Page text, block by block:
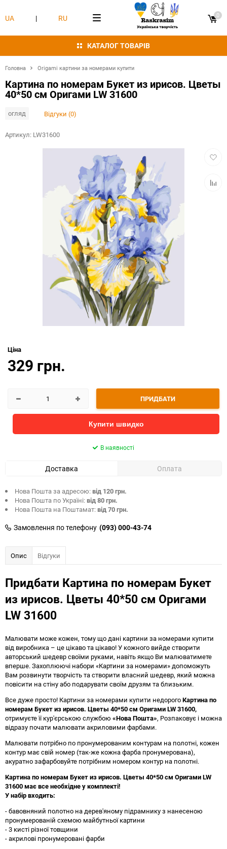
КАТАЛОГ ТОВАРІВ
UA | RU 0
Головна Origami картини за номерами купити
Картина по номерам Букет из ирисов. Цветы
40*50 см Оригами LW 31600
огляд Відгуки (0)
Артикул: LW31600
Ціна
329 грн.
ПРИДБАТИ
Купити швидко
В наявності
Доставка Оплата
Нова Пошта за адресою:від 120 грн.
Нова Пошта по Україні:від 80 грн.
Нова Пошта на Поштамат:від 70 грн.
Замовлення по телефону (093) 000-43-74
Опис Відгуки
Придбати Картина по номерам Букет
из ирисов. Цветы 40*50 см Оригами
LW 31600
Малювати може кожен, тому що дані картини за номерами купити
від виробника – це цікаво та цікаво! У кожного вийде створити
авторський шедевр своїми руками, навіть якщо Ви малюватимете
вперше. Захоплюючі набори «Картини за номерами» допоможуть
Вам розвинути творчість та створити власний шедевр, який можна
повісити на стіну або подарувати своїм друзям та близьким.
Все дуже просто! Картини за номерами купити недорогоКартина по
номерам Букет из ирисов. Цветы 40*50 см Оригами LW 31600,
отримуєте її кур'єрською службою «Нова Пошта», Розпаковує і можна
відразу почати малювати акриловими фарбами.
Малювати потрібно по пронумерованим контурам на полотні, кожен
контур має свій номер (так-же кожна фарба пронумерована),
акуратно зафарбовуйте потрібним номером контур на полотні.
Картина по номерам Букет из ирисов. Цветы 40*50 см Оригами LW
31600 має все необхідне у комплекті!
У набір входить:
- бавовняний полотно на дерев'яному підрамнику з нанесеною
пронумерованій схемою майбутньої картини
- 3 кисті різної товщини
- акрилові пронумеровані фарби